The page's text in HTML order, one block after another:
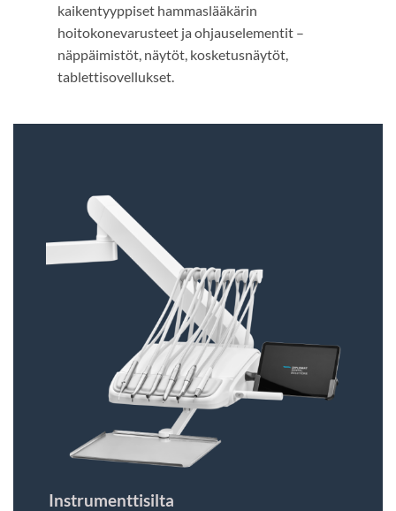
kaikentyyppiset hammaslääkärin
hoitokonevarusteet ja ohjauselementit –
näppäimistöt, näytöt, kosketusnäytöt,
tablettisovellukset.
Instrumenttisilta